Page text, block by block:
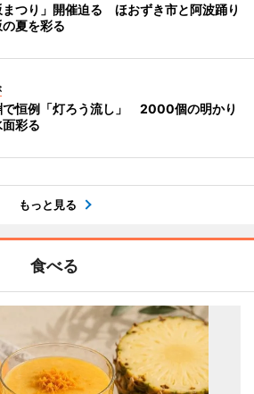
まつり」開催迫る ほおずき市と阿波踊り
夏を彩る
で恒例「灯ろう流し」 2000個の明かり
彩る
もっと見る
食べる